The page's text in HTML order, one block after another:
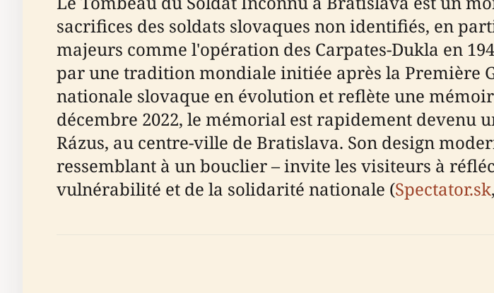
sacrifices des soldats slovaques non identifiés, en
majeurs comme l'opération des Carpates-Dukla en
par une tradition mondiale initiée après la Première
nationale slovaque en évolution et reflète une
décembre 2022, le mémorial est rapidement devenu
Rázus, au centre-ville de Bratislava. Son design
ressemblant à un bouclier – invite les visiteurs à
vulnérabilité et de la solidarité nationale (Spectator.sk,